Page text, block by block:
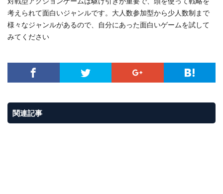
考えられて面白いジャンルです。大人数参加型から少人数制まで
様々なジャンルがあるので、自分にあった面白いゲームを試して
みてください
関連記事